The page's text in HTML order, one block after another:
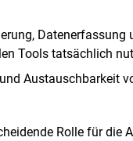
Datenerfassung
Tools tatsächlich
Austauschbarkeit
Rolle für die